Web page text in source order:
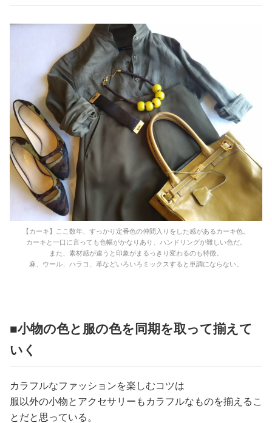
【カーキ】ここ数年、すっかり定番色の仲間入りをした感があるカーキ色。
カーキと一口に言っても色幅がかなりあり、ハンドリングが難しい色だ。
また、素材感が違うと印象がまるっきり変わるのも特徴。
麻、ウール、ハラコ、革などいろいろミックスすると単調にならない。
■小物の色と服の色を同期を取って揃えて
いく
カラフルなファッションを楽しむコツは
服以外の小物とアクセサリーもカラフルなものを揃えるこ
とだと思っている。